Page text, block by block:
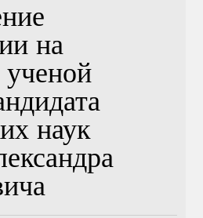
на
ученой
наук